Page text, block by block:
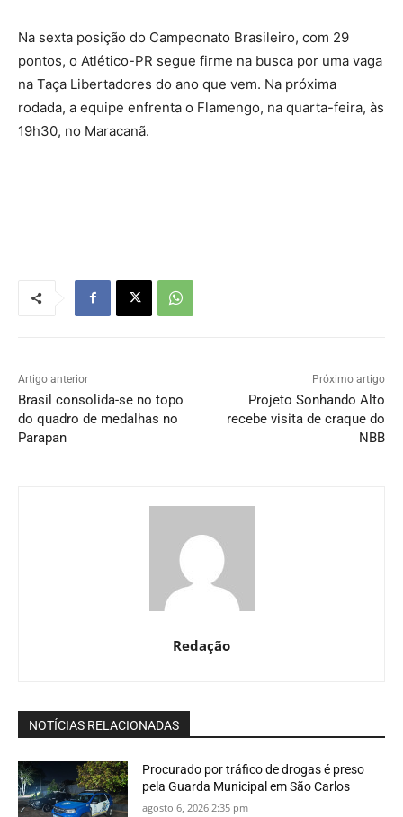
Na sexta posição do Campeonato Brasileiro, com 29
pontos, o Atlético-PR segue firme na busca por uma vaga
na Taça Libertadores do ano que vem. Na próxima
rodada, a equipe enfrenta o Flamengo, na quarta-feira, às
19h30, no Maracanã.
Artigo anterior
Brasil consolida-se no topo
do quadro de medalhas no
Parapan
Próximo artigo
Projeto Sonhando Alto
recebe visita de craque do
NBB
Redação
NOTÍCIAS RELACIONADAS
Procurado por tráfico de drogas é preso
pela Guarda Municipal em São Carlos
agosto 6, 2026 2:35 pm